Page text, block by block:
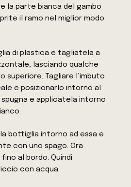
la parte bianca del gambo
il ramo nel miglior modo
di plastica e tagliatela a
lasciando qualche
superiore. Tagliare l’imbuto
e posizionarlo intorno al
e applicatela intorno
bottiglia intorno ad essa e
con uno spago. Ora
al bordo. Quindi
con acqua.